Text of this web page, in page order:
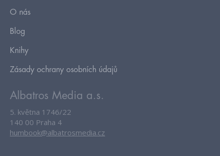
O nás
Blog
Knihy
Zásady ochrany osobních údajů
Albatros Media a.s.
5. května 1746/22
140 00 Praha 4
humbook@albatrosmedia.cz